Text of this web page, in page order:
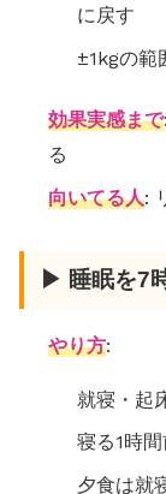
に戻す
±1kgの範
効果実感まで
る
向いてる人:
▶ 睡眠を7
やり方:
就寝・起
寝る1時
夕食は就